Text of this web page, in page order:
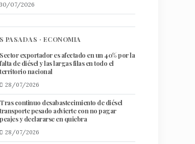
30/07/2026
PASADAS · ECONOMIA
Sector exportador es afectado en un 40% por la
falta de diésel y las largas filas en todo el
territorio nacional
28/07/2026
Tras continuo desabastecimiento de diésel
transporte pesado advierte con no pagar
peajes y declararse en quiebra
28/07/2026